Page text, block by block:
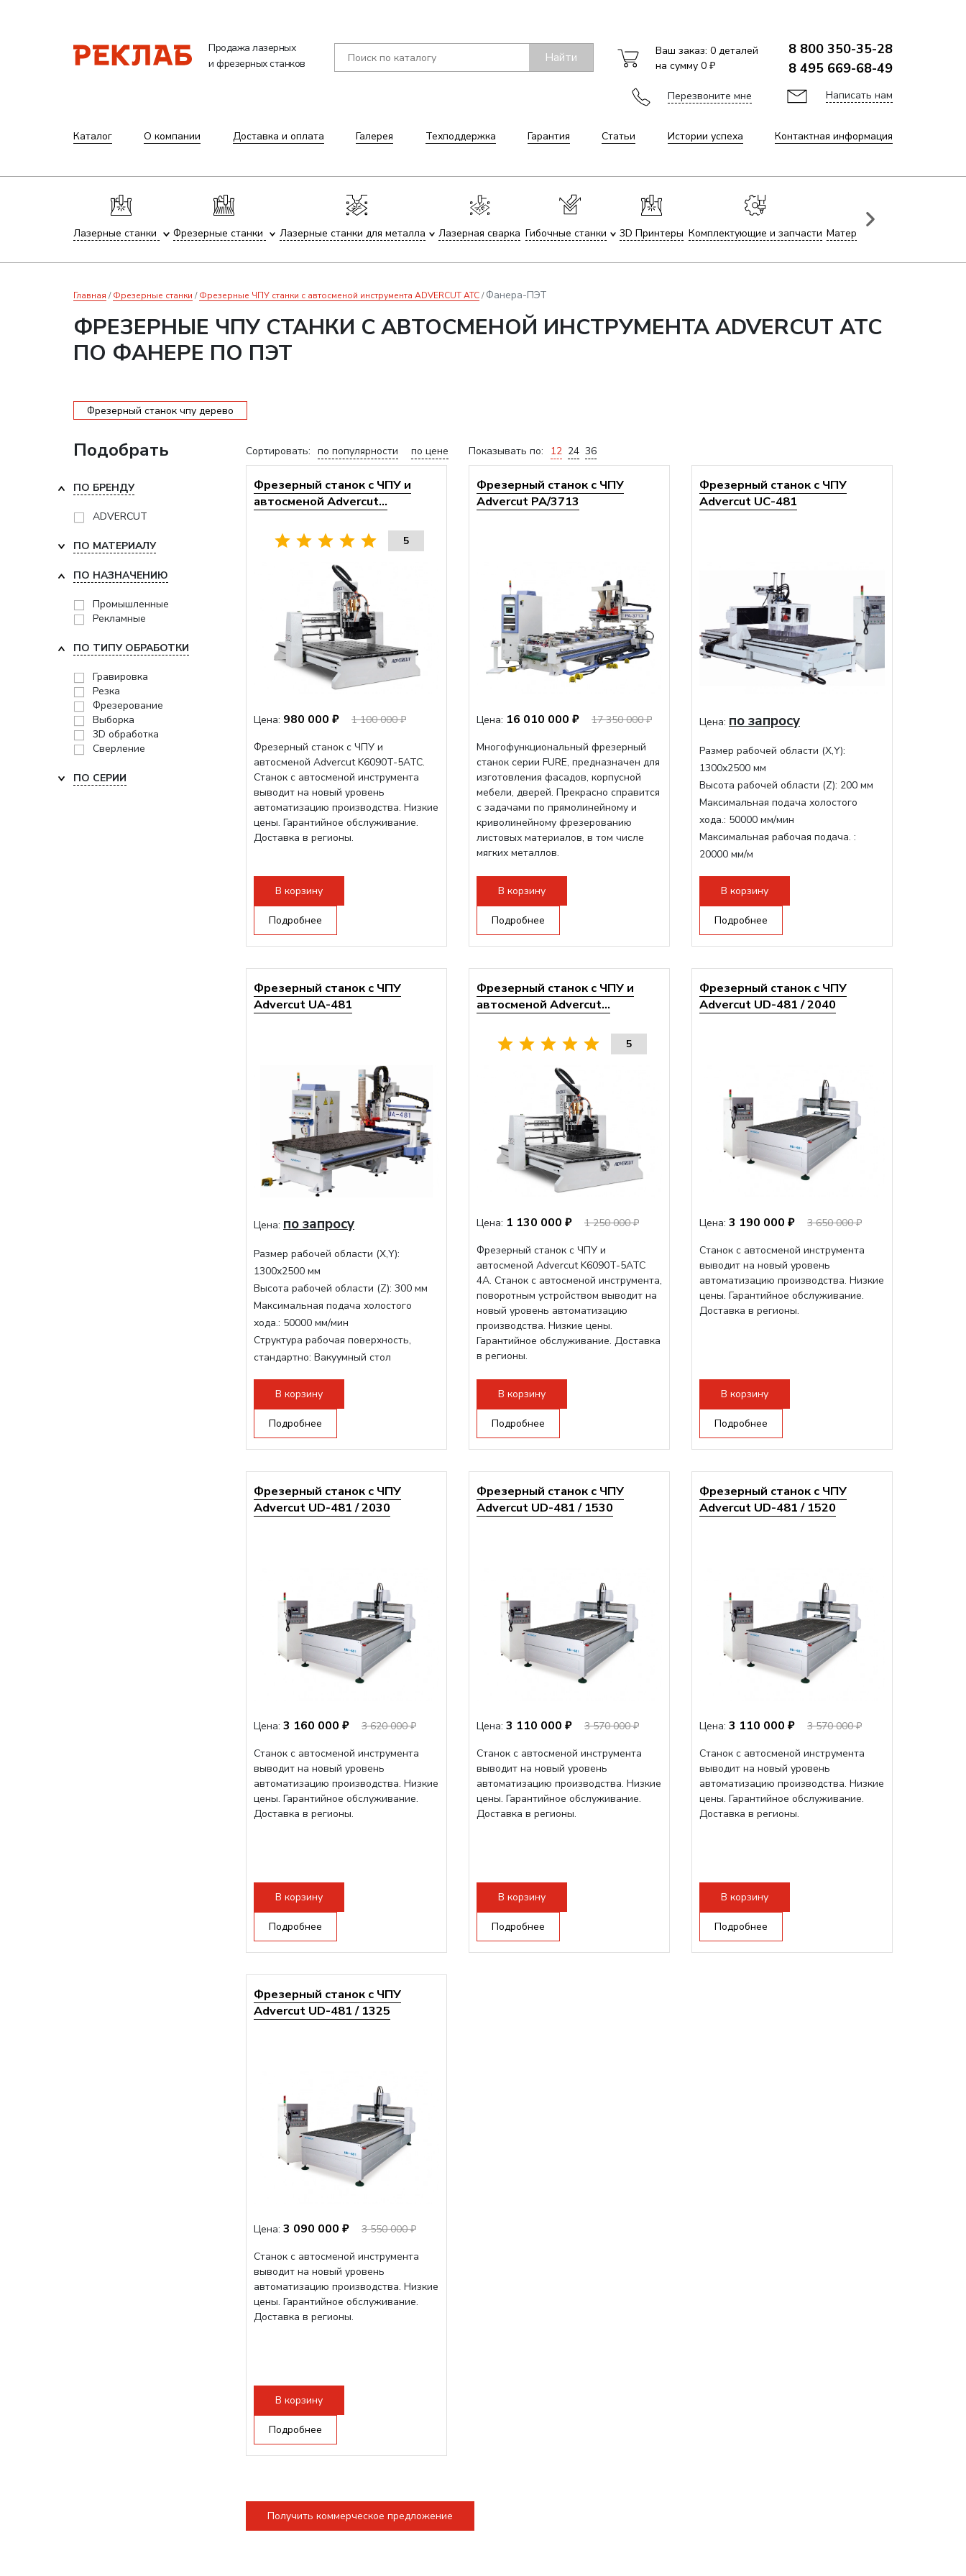
Продажа лазерных
и фрезерных станков
Найти Ваш заказ: 0деталей
на сумму 0 ₽
8 800 350-35-28
8 495 669-68-49
Перезвоните мне Написать нам
Каталог О компании Доставка и оплата Галерея Техподдержка Гарантия Статьи Истории успеха Контактная информация
Лазерные станки Фрезерные станки Лазерные станки для металла Лазерная сварка Гибочные станки 3D Принтеры Комплектующие и запчасти Материалы для лазерной
Главная Фрезерные станки Фрезерные ЧПУ станки с автосменой инструмента ADVERCUT ATC Фанера-ПЭТ
ФРЕЗЕРНЫЕ ЧПУ СТАНКИ С АВТОСМЕНОЙ ИНСТРУМЕНТА ADVERCUT ATC
ПО ФАНЕРЕ ПО ПЭТ
Фрезерный станок чпу дерево
Сортировать: по популярности по цене Показывать по: 12 24 36
Фрезерный станок с ЧПУ и
автосменой Advercut...
5
Цена: 980 000 ₽
1 100 000 ₽
Фрезерный станок с ЧПУ и
автосменой Advercut K6090T-5ATC.
Станок с автосменой инструмента
выводит на новый уровень
автоматизацию производства. Низкие
цены. Гарантийное обслуживание.
Доставка в регионы.
В корзину
Подробнее
Фрезерный станок с ЧПУ
Advercut PA/3713
Цена: 16 010 000 ₽
17 350 000 ₽
Многофункциональный фрезерный
станок серии FURE, предназначен для
изготовления фасадов, корпусной
мебели, дверей. Прекрасно справится
с задачами по прямолинейному и
криволинейному фрезерованию
листовых материалов, в том числе
мягких металлов.
В корзину
Подробнее
Фрезерный станок с ЧПУ
Advercut UС-481
Цена: по запросу
Размер рабочей области (Х,Y):
1300x2500 мм
Высота рабочей области (Z): 200 мм
Максимальная подача холостого
хода.: 50000 мм/мин
Максимальная рабочая подача. :
20000 мм/м
стандартно:Вакуумный стол
Цанговый патрон:ER32
Мощность шпинделя:
В корзину
Подробнее
Фрезерный станок с ЧПУ
Advercut UA-481
Цена: по запросу
Размер рабочей области (Х,Y):
1300x2500 мм
Высота рабочей области (Z): 300 мм
Максимальная подача холостого
хода.: 50000 мм/мин
Структура рабочая поверхность,
стандартно: Вакуумный стол
Мощность инвертора:
Охлаждение шпинделя:
В корзину
Подробнее
Фрезерный станок с ЧПУ и
автосменой Advercut...
5
Цена: 1 130 000 ₽
1 250 000 ₽
Фрезерный станок с ЧПУ и
автосменой Advercut K6090T-5ATC
4A. Станок с автосменой инструмента,
поворотным устройством выводит на
новый уровень автоматизацию
производства. Низкие цены.
Гарантийное обслуживание. Доставка
в регионы.
В корзину
Подробнее
Фрезерный станок с ЧПУ
Advercut UD-481 / 2040
Цена: 3 190 000 ₽
3 650 000 ₽
Станок с автосменой инструмента
выводит на новый уровень
автоматизацию производства. Низкие
цены. Гарантийное обслуживание.
Доставка в регионы.
В корзину
Подробнее
Фрезерный станок с ЧПУ
Advercut UD-481 / 2030
Цена: 3 160 000 ₽
3 620 000 ₽
Станок с автосменой инструмента
выводит на новый уровень
автоматизацию производства. Низкие
цены. Гарантийное обслуживание.
Доставка в регионы.
В корзину
Подробнее
Фрезерный станок с ЧПУ
Advercut UD-481 / 1530
Цена: 3 110 000 ₽
3 570 000 ₽
Станок с автосменой инструмента
выводит на новый уровень
автоматизацию производства. Низкие
цены. Гарантийное обслуживание.
Доставка в регионы.
В корзину
Подробнее
Фрезерный станок с ЧПУ
Advercut UD-481 / 1520
Цена: 3 110 000 ₽
3 570 000 ₽
Станок с автосменой инструмента
выводит на новый уровень
автоматизацию производства. Низкие
цены. Гарантийное обслуживание.
Доставка в регионы.
В корзину
Подробнее
Фрезерный станок с ЧПУ
Advercut UD-481 / 1325
Цена: 3 090 000 ₽
3 550 000 ₽
Станок с автосменой инструмента
выводит на новый уровень
автоматизацию производства. Низкие
цены. Гарантийное обслуживание.
Доставка в регионы.
В корзину
Подробнее
Получить коммерческое предложение
Подобрать
ПО БРЕНДУ
ADVERCUT
ПО МАТЕРИАЛУ
ПО НАЗНАЧЕНИЮ
Промышленные
Рекламные
ПО ТИПУ ОБРАБОТКИ
Гравировка
Резка
Фрезерование
Выборка
3D обработка
Сверление
ПО СЕРИИ